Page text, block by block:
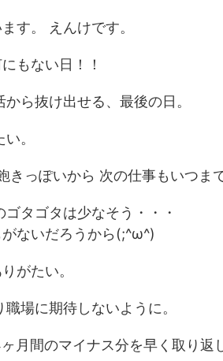
す。 えんけです。
もない日！！
ら抜け出せる、最後の日。
。
きっぽいから 次の仕事もいつま
タゴタは少なそう・・・
ないだろうから(;^ω^)
がたい。
場に期待しないように。
月間のマイナス分を早く取り返